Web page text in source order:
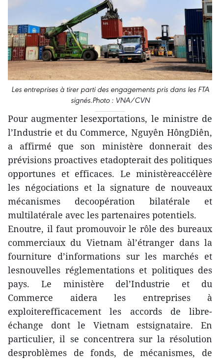
Les entreprises à tirer parti des engagements pris dans les FTA
signés.Photo : VNA/CVN
Pour augmenter lesexportations, le ministre de
l’Industrie et du Commerce, Nguyên HôngDiên,
a affirmé que son ministère donnerait des
prévisions proactives etadopterait des politiques
opportunes et efficaces. Le ministèreaccélère
les négociations et la signature de nouveaux
mécanismes decoopération bilatérale et
multilatérale avec les partenaires potentiels.
Enoutre, il faut promouvoir le rôle des bureaux
commerciaux du Vietnam àl’étranger dans la
fourniture d’informations sur les marchés et
lesnouvelles réglementations et politiques des
pays. Le ministère del’Industrie et du
Commerce aidera les entreprises à
exploiterefficacement les accords de libre-
échange dont le Vietnam estsignataire. En
particulier, il se concentrera sur la résolution
desproblèmes de fonds, de mécanismes, de